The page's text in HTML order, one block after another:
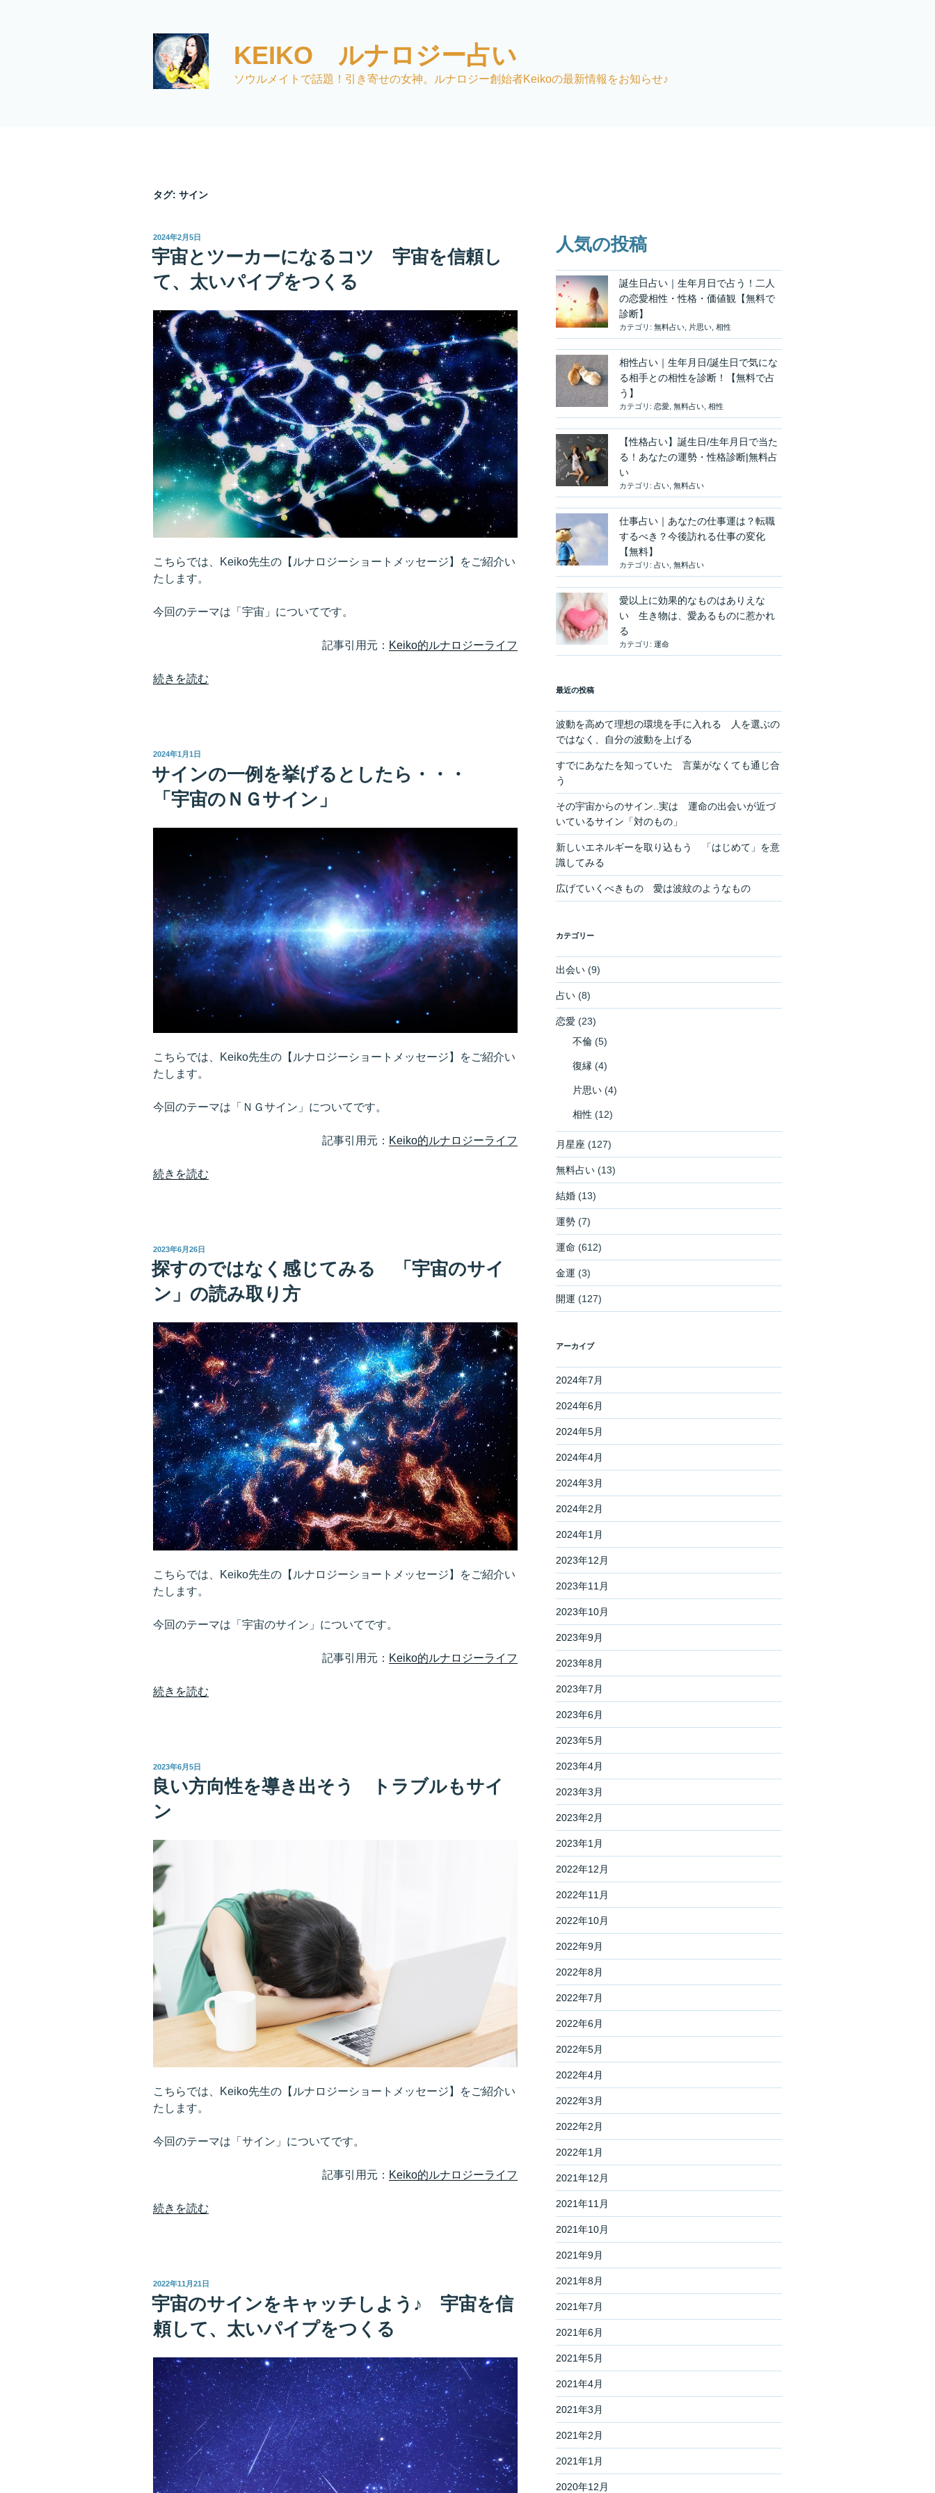
KEIKO ルナロジー占い
ソウルメイトで話題！引き寄せの女神。ルナロジー創始者Keikoの最新情報をお知らせ♪
タグ: サイン
投
稿
日:
2024年2月5日
宇宙とツーカーになるコツ 宇宙を信頼し
て、太いパイプをつくる
こちらでは、Keiko先生の【ルナロジーショートメッセージ】をご紹介い
たします。
今回のテーマは「宇宙」についてです。
記事引用元： Keiko的ルナロジーライフ
“宇
ー
る
宙
を
信
頼
し
て、
プ
を
く
続きを読む
投
稿
日:
2024年1月1日
サインの一例を挙げるとしたら・・・
「宇宙のＮＧサイン」
こちらでは、Keiko先生の【ルナロジーショートメッセージ】をご紹介い
たします。
今回のテーマは「ＮＧサイン」についてです。
記事引用元： Keiko的ルナロジーライフ
“サ
を
挙
る
と
し
た
ら・・・
「宇
宙
の
Ｎ
Ｇ
サ
イ
ン」”
の
続きを読む
投
稿
日:
2023年6月26日
探すのではなく感じてみる 「宇宙のサイ
ン」の読み取り方
こちらでは、Keiko先生の【ルナロジーショートメッセージ】をご紹介い
たします。
今回のテーマは「宇宙のサイン」についてです。
記事引用元： Keiko的ルナロジーライフ
“探
な
く
感
て
み
る
「宇
宙
の
ン」
読
み
の
続きを読む
投
稿
日:
2023年6月5日
良い方向性を導き出そう トラブルもサイ
ン
こちらでは、Keiko先生の【ルナロジーショートメッセージ】をご紹介い
たします。
今回のテーマは「サイン」についてです。
記事引用元： Keiko的ルナロジーライフ
“良
を
導
き
出
そ
う
ト
ラ
ブ
ル
も
サ
続きを読む
投
稿
日:
2022年11月21日
宇宙のサインをキャッチしよう♪ 宇宙を信
頼して、太いパイプをつくる
人気の投稿
誕生日占い｜生年月日で占う！二人
の恋愛相性・性格・価値観【無料で
診断】
カテゴリ: 無料占い, 片思い, 相性
相性占い｜生年月日/誕生日で気にな
る相手との相性を診断！【無料で占
う】
カテゴリ: 恋愛, 無料占い, 相性
【性格占い】誕生日/生年月日で当た
る！あなたの運勢・性格診断|無料占
い
カテゴリ: 占い, 無料占い
仕事占い｜あなたの仕事運は？転職
するべき？今後訪れる仕事の変化
【無料】
カテゴリ: 占い, 無料占い
愛以上に効果的なものはありえな
い 生き物は、愛あるものに惹かれ
る
カテゴリ: 運命
最近の投稿
波動を高めて理想の環境を手に入れる 人を選ぶの
ではなく、自分の波動を上げる
すでにあなたを知っていた 言葉がなくても通じ合
う
その宇宙からのサイン..実は 運命の出会いが近づ
いているサイン「対のもの」
新しいエネルギーを取り込もう 「はじめて」を意
識してみる
広げていくべきもの 愛は波紋のようなもの
カテゴリー
出会い(9)
占い(8)
恋愛(23)
不倫(5)
復縁 (4)
片思い(4)
相性 (12)
月星座 (127)
無料占い(13)
結婚(13)
運勢(7)
運命 (612)
金運 (3)
開運 (127)
アーカイブ
2024年7月
2024年6月
2024年5月
2024年4月
2024年3月
2024年2月
2024年1月
2023年12月
2023年11月
2023年10月
2023年9月
2023年8月
2023年7月
2023年6月
2023年5月
2023年4月
2023年3月
2023年2月
2023年1月
2022年12月
2022年11月
2022年10月
2022年9月
2022年8月
2022年7月
2022年6月
2022年5月
2022年4月
2022年3月
2022年2月
2022年1月
2021年12月
2021年11月
2021年10月
2021年9月
2021年8月
2021年7月
2021年6月
2021年5月
2021年4月
2021年3月
2021年2月
2021年1月
2020年12月